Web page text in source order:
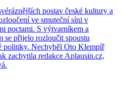
postav české kultury a
ve smuteční síni v
poctami. S výtvarníkem a
se přijelo rozloučit spoustu
politiky. Nechyběl Oto Klempíř
zachytila redakce Aplausin.cz,